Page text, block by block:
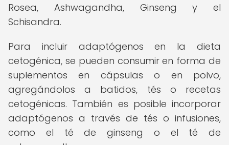
Rosea, Ashwagandha, Ginseng y el
Schisandra.
Para incluir adaptógenos en la dieta
cetogénica, se pueden consumir en forma de
suplementos en cápsulas o en polvo,
agregándolos a batidos, tés o recetas
cetogénicas. También es posible incorporar
adaptógenos a través de tés o infusiones,
como el té de ginseng o el té de